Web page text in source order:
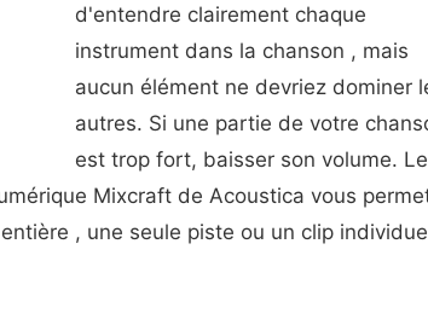
d'entendre clairement chaque
instrument dans la chanson , mais
aucun élément ne devriez dominer
autres. Si une partie de votre
est trop fort, baisser son volume. Le
Mixcraft de Acoustica vous
, une seule piste ou un clip